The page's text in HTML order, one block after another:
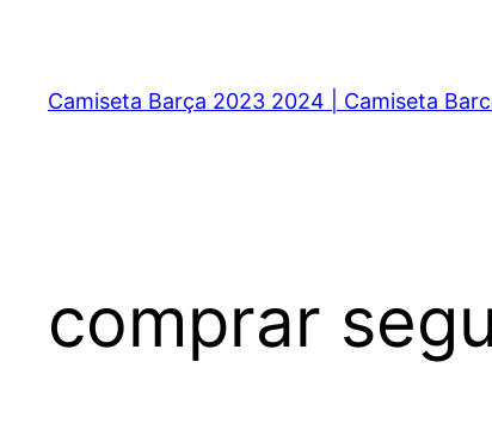
contenido
Camiseta Barça 2023 2024 | Camiseta
comprar